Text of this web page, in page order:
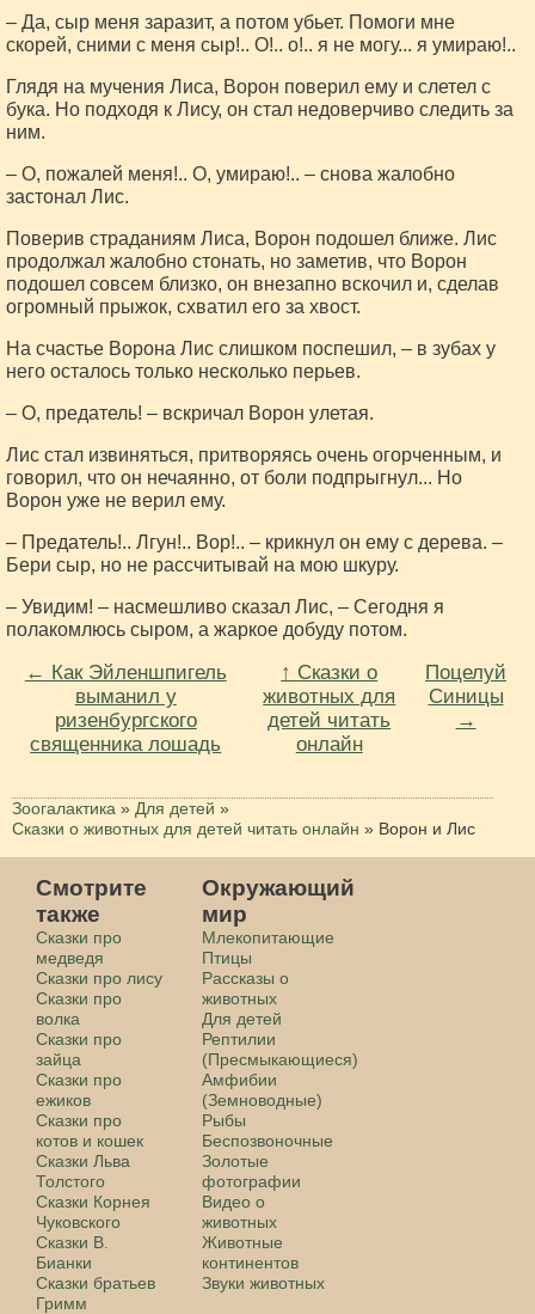
– Да, сыр меня заразит, а потом убьет. Помоги мне
скорей, сними с меня сыр!.. О!.. о!.. я не могу... я умираю!..
Глядя на мучения Лиса, Ворон поверил ему и слетел с
бука. Но подходя к Лису, он стал недоверчиво следить за
ним.
– О, пожалей меня!.. О, умираю!.. – снова жалобно
застонал Лис.
Поверив страданиям Лиса, Ворон подошел ближе. Лис
продолжал жалобно стонать, но заметив, что Ворон
подошел совсем близко, он внезапно вскочил и, сделав
огромный прыжок, схватил его за хвост.
На счастье Ворона Лис слишком поспешил, – в зубах у
него осталось только несколько перьев.
– О, предатель! – вскричал Ворон улетая.
Лис стал извиняться, притворяясь очень огорченным, и
говорил, что он нечаянно, от боли подпрыгнул... Но
Ворон уже не верил ему.
– Предатель!.. Лгун!.. Вор!.. – крикнул он ему с дерева. –
Бери сыр, но не рассчитывай на мою шкуру.
– Увидим! – насмешливо сказал Лис, – Сегодня я
полакомлюсь сыром, а жаркое добуду потом.
← Как Эйленшпигель
выманил у
ризенбургского
священника лошадь
↑ Сказки о
животных для
детей читать
онлайн
Поцелуй
Синицы
→
Зоогалактика » Для детей »
Сказки о животных для детей читать онлайн » Ворон и Лис
Смотрите
также
Сказки про
медведя
Сказки про лису
Сказки про
волка
Сказки про
зайца
Сказки про
ежиков
Сказки про
котов и кошек
Сказки Льва
Толстого
Сказки Корнея
Чуковского
Сказки В.
Бианки
Сказки братьев
Гримм
Окружающий
мир
Млекопитающие
Птицы
Рассказы о
животных
Для детей
Рептилии
(Пресмыкающиеся)
Амфибии
(Земноводные)
Рыбы
Беспозвоночные
Золотые
фотографии
Видео о
животных
Животные
континентов
Звуки животных